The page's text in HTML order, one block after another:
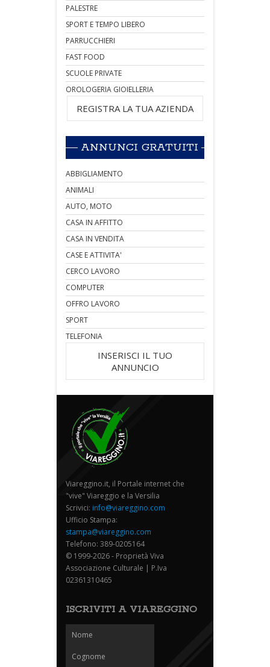
PALESTRE
SPORT E TEMPO LIBERO
PARRUCCHIERI
FAST FOOD
SCUOLE PRIVATE
OROLOGERIA GIOIELLERIA
REGISTRA LA TUA AZIENDA
ANNUNCI GRATUITI
ABBIGLIAMENTO
ANIMALI
AUTO, MOTO
CASA IN AFFITTO
CASA IN VENDITA
CASE E ATTIVITA'
CERCO LAVORO
COMPUTER
OFFRO LAVORO
SPORT
TELEFONIA
INSERISCI IL TUO
ANNUNCIO
Viareggino.it, il Portale internet che
"vive" Viareggio e la Versilia
Scrivici: info@viareggino.com
Ufficio Stampa:
stampa@viareggino.com
Telefono: 389-0205164
© 1999-2026 - Proprietà Viva
Associazione Culturale | P.Iva
02361310465
ISCRIVITI A VIAREGGINO